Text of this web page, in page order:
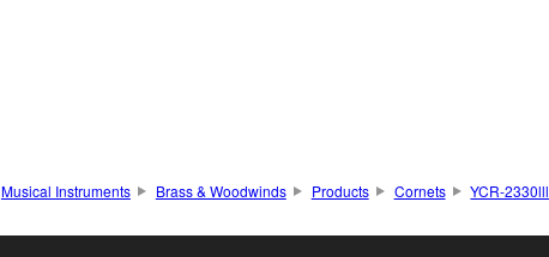
Musical Instruments Brass & Woodwinds Products Cornets YCR-2330lll